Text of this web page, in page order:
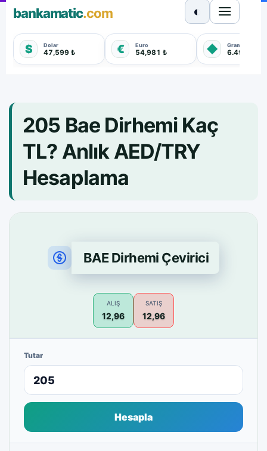
bankamatic.com
$ Dolar
47,599 ₺ € Euro
54,981 ₺ ◆ Gram Altın
6.499,220
◐
205 Bae Dirhemi Kaç
TL? Anlık AED/TRY
Hesaplama
BAE Dirhemi Çevirici
ALIŞ
12,96
SATIŞ
12,96
Tutar
Hesapla